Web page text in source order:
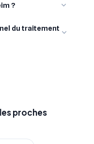
?
du traitement
proches